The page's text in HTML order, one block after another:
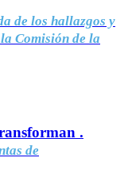
de los hallazgos y
Comisión de la
.
de